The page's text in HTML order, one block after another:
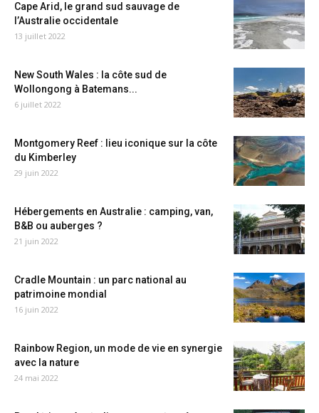
Cape Arid, le grand sud sauvage de
l’Australie occidentale
13 juillet 2022
New South Wales : la côte sud de
Wollongong à Batemans...
6 juillet 2022
Montgomery Reef : lieu iconique sur la côte
du Kimberley
29 juin 2022
Hébergements en Australie : camping, van,
B&B ou auberges ?
21 juin 2022
Cradle Mountain : un parc national au
patrimoine mondial
16 juin 2022
Rainbow Region, un mode de vie en synergie
avec la nature
24 mai 2022